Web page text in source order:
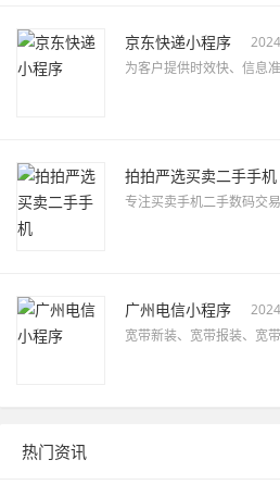
京东快递小程序
为客户提供时效快、信息
拍拍严选买卖二手手机
专注买卖手机二手数码交易
广州电信小程序
宽带新装、宽带报装、宽带
热门资讯